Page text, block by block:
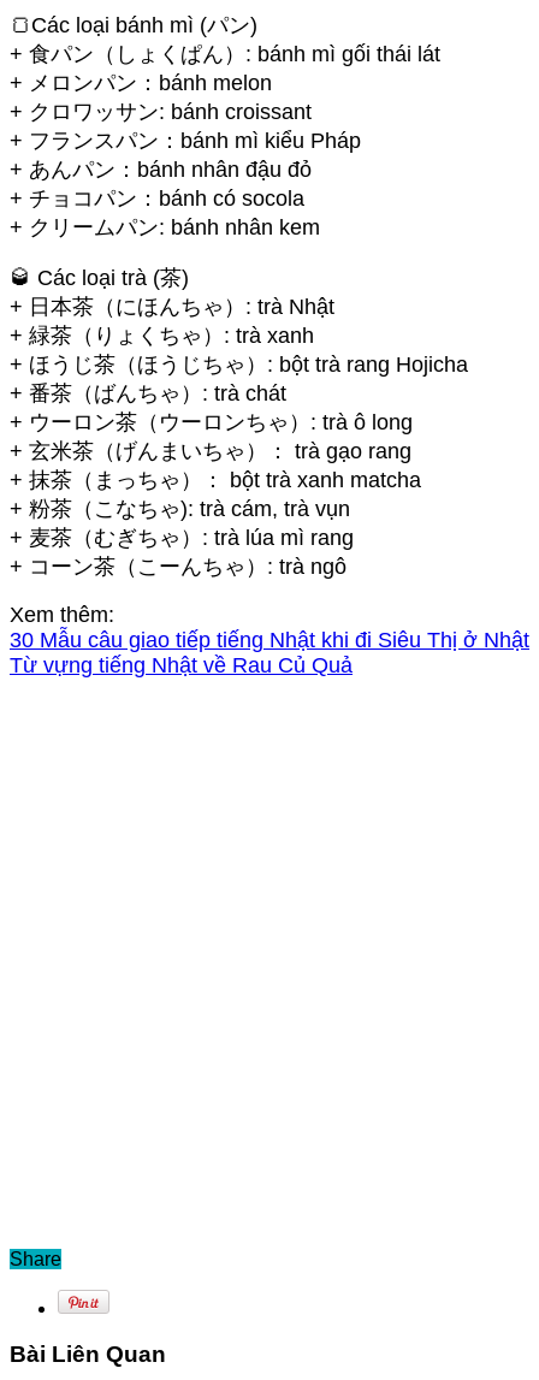
🍞Các loại bánh mì (パン)
+ 食パン（しょくぱん）: bánh mì gối thái lát
+ メロンパン：bánh melon
+ クロワッサン: bánh croissant
+ フランスパン：bánh mì kiểu Pháp
+ あんパン：bánh nhân đậu đỏ
+ チョコパン：bánh có socola
+ クリームパン: bánh nhân kem
🥃 Các loại trà (茶)
+ 日本茶（にほんちゃ）: trà Nhật
+ 緑茶（りょくちゃ）: trà xanh
+ ほうじ茶（ほうじちゃ）: bột trà rang Hojicha
+ 番茶（ばんちゃ）: trà chát
+ ウーロン茶（ウーロンちゃ）: trà ô long
+ 玄米茶（げんまいちゃ）： trà gạo rang
+ 抹茶（まっちゃ）： bột trà xanh matcha
+ 粉茶（こなちゃ): trà cám, trà vụn
+ 麦茶（むぎちゃ）: trà lúa mì rang
+ コーン茶（こーんちゃ）: trà ngô
Xem thêm:
30 Mẫu câu giao tiếp tiếng Nhật khi đi Siêu Thị ở Nhật
Từ vựng tiếng Nhật về Rau Củ Quả
Share
Bài Liên Quan